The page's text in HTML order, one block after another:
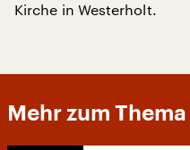
Kirche in Westerholt.
Mehr zum Thema